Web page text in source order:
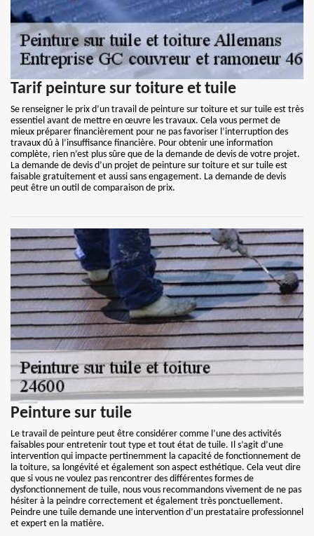
Tarif peinture sur toiture et tuile
Se renseigner le prix d’un travail de peinture sur toiture et sur tuile est très
essentiel avant de mettre en œuvre les travaux. Cela vous permet de
mieux préparer financièrement pour ne pas favoriser l’interruption des
travaux dû à l’insuffisance financière. Pour obtenir une information
complète, rien n’est plus sûre que de la demande de devis de votre projet.
La demande de devis d’un projet de peinture sur toiture et sur tuile est
faisable gratuitement et aussi sans engagement. La demande de devis
peut être un outil de comparaison de prix.
Peinture sur tuile
Le travail de peinture peut être considérer comme l’une des activités
faisables pour entretenir tout type et tout état de tuile. Il s’agit d’une
intervention qui impacte pertinemment la capacité de fonctionnement de
la toiture, sa longévité et également son aspect esthétique. Cela veut dire
que si vous ne voulez pas rencontrer des différentes formes de
dysfonctionnement de tuile, nous vous recommandons vivement de ne pas
hésiter à la peindre correctement et également très ponctuellement.
Peindre une tuile demande une intervention d’un prestataire professionnel
et expert en la matière.